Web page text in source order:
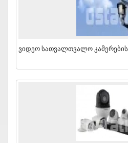
Ვიდეო Სათვალთვალო Კამერების